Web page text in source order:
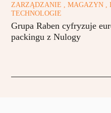
ZARZĄDZANIE , MAGAZYN ,
TECHNOLOGIE
Grupa Raben cyfryzuje
packingu z Nulogy